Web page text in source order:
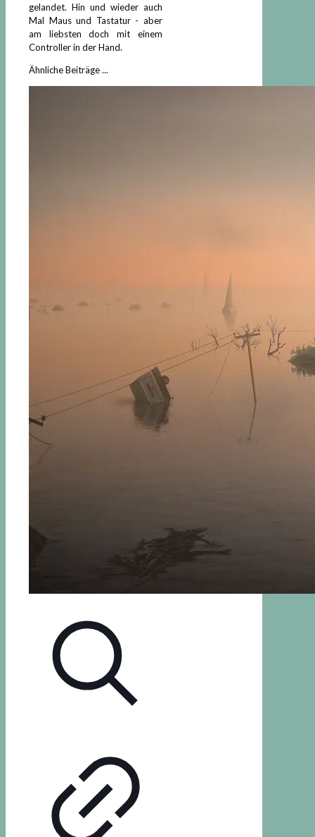
gelandet. Hin und wieder auch
Mal Maus und Tastatur - aber
am liebsten doch mit einem
Controller in der Hand.
Ähnliche Beiträge ...